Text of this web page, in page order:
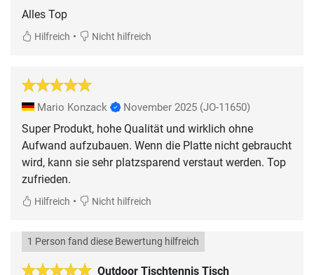
Alles Top
Hilfreich • Nicht hilfreich
Mario Konzack November 2025 (JO-11650)
Super Produkt, hohe Qualität und wirklich ohne
Aufwand aufzubauen. Wenn die Platte nicht gebraucht
wird, kann sie sehr platzsparend verstaut werden. Top
zufrieden.
Hilfreich • Nicht hilfreich
Outdoor Tischtennis Tisch
1 Person fand diese Bewertung hilfreich